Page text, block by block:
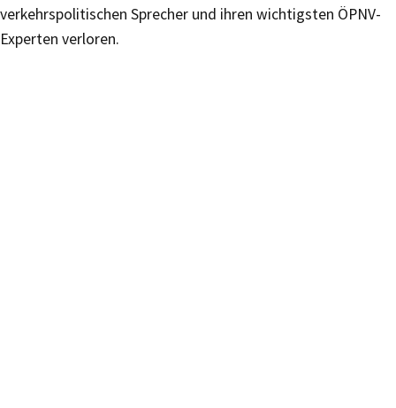
verkehrspolitischen Sprecher und ihren wichtigsten ÖPNV-
Experten verloren.